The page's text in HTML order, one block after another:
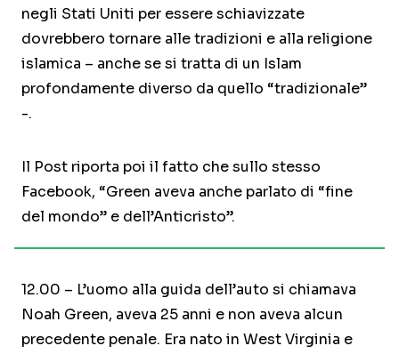
negli Stati Uniti per essere schiavizzate
dovrebbero tornare alle tradizioni e alla religione
islamica – anche se si tratta di un Islam
profondamente diverso da quello “tradizionale”
-.
Il Post riporta poi il fatto che sullo stesso
Facebook, “Green aveva anche parlato di “fine
del mondo” e dell’Anticristo”.
12.00 – L’uomo alla guida dell’auto si chiamava
Noah Green, aveva 25 anni e non aveva alcun
precedente penale. Era nato in West Virginia e